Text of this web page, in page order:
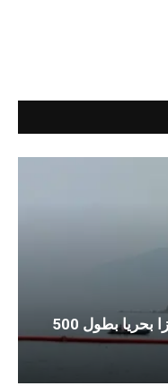
بعد أزمة سبتة.. مدريد تنشئ حاجزا بحريا بطول 500